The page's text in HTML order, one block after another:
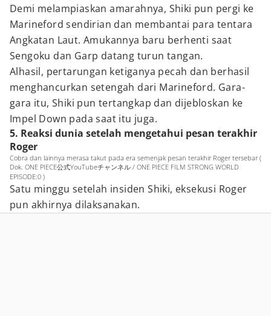
Demi melampiaskan amarahnya, Shiki pun pergi ke
Marineford sendirian dan membantai para tentara
Angkatan Laut. Amukannya baru berhenti saat
Sengoku dan Garp datang turun tangan.
Alhasil, pertarungan ketiganya pecah dan berhasil
menghancurkan setengah dari Marineford. Gara-
gara itu, Shiki pun tertangkap dan dijebloskan ke
Impel Down pada saat itu juga.
5. Reaksi dunia setelah mengetahui pesan terakhir
Roger
Cobra dan lainnya merasa takut pada era semenjak pesan terakhir Roger tersebar (
Dok. ONE PIECE公式YouTubeチャンネル / ONE PIECE FILM STRONG WORLD
EPISODE:0 )
Satu minggu setelah insiden Shiki, eksekusi Roger
pun akhirnya dilaksanakan.